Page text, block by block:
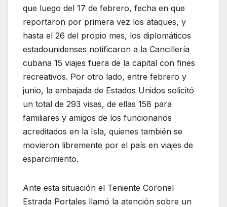
que luego del 17 de febrero, fecha en que
reportaron por primera vez los ataques, y
hasta el 26 del propio mes, los diplomáticos
estadounidenses notificaron a la Cancillería
cubana 15 viajes fuera de la capital con fines
recreativos. Por otro lado, entre febrero y
junio, la embajada de Estados Unidos solicitó
un total de 293 visas, de ellas 158 para
familiares y amigos de los funcionarios
acreditados en la Isla, quienes también se
movieron libremente por el país en viajes de
esparcimiento.
Ante esta situación el Teniente Coronel
Estrada Portales llamó la atención sobre un